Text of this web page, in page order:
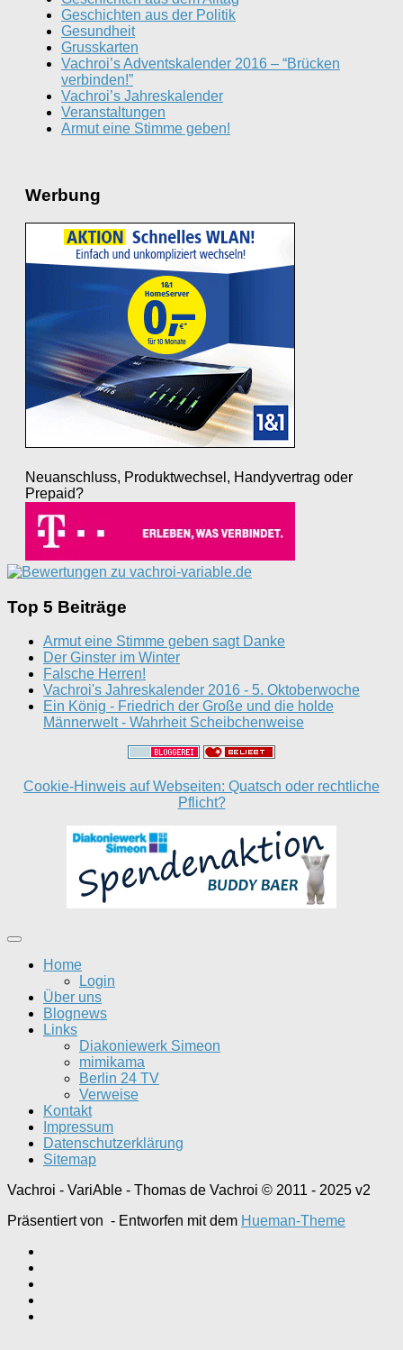
Geschichten aus der Politik
Gesundheit
Grusskarten
Vachroi’s Adventskalender 2016 – “Brücken
verbinden!”
Vachroi’s Jahreskalender
Veranstaltungen
Armut eine Stimme geben!
Werbung
Neuanschluss, Produktwechsel, Handyvertrag oder
Prepaid?
Top 5 Beiträge
Armut eine Stimme geben sagt Danke
Der Ginster im Winter
Falsche Herren!
Vachroi's Jahreskalender 2016 - 5. Oktoberwoche
Ein König - Friedrich der Große und die holde
Männerwelt - Wahrheit Scheibchenweise
Cookie-Hinweis auf Webseiten: Quatsch oder rechtliche
Pflicht?
Home
Login
Über uns
Blognews
Links
Diakoniewerk Simeon
mimikama
Berlin 24 TV
Verweise
Kontakt
Impressum
Datenschutzerklärung
Sitemap
Vachroi - VariAble - Thomas de Vachroi © 2011 - 2025 v2
Präsentiert von - Entworfen mit dem Hueman-Theme